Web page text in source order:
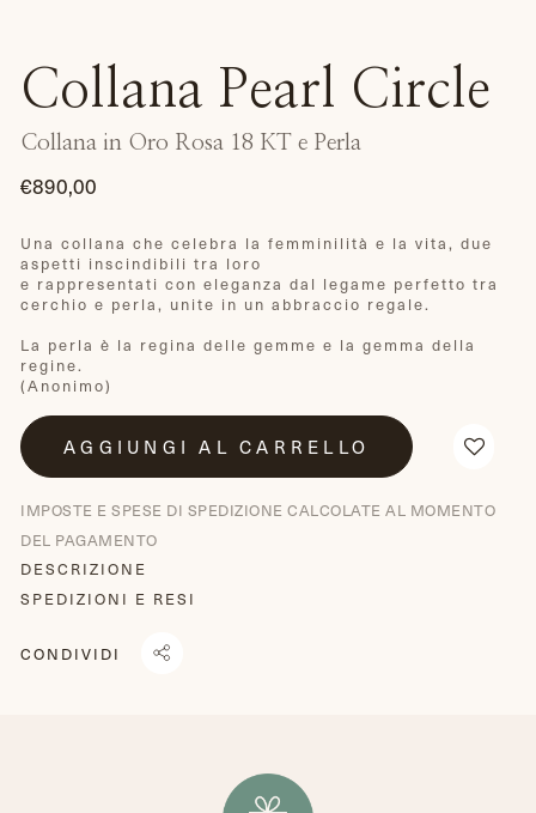
Collana Pearl Circle
Collana in Oro Rosa 18 KT e Perla
€890,00
di
listino
Una collana che celebra la femminilità e la vita, due
aspetti inscindibili tra loro
e rappresentati con eleganza dal legame perfetto tra
cerchio e perla, unite in un abbraccio regale.
La perla è la regina delle gemme e la gemma della
regine.
(Anonimo)
AGGIUNGI AL CARRELLO
IMPOSTE E SPESE DI SPEDIZIONE CALCOLATE AL MOMENTO
DEL PAGAMENTO
DESCRIZIONE
SPEDIZIONI E RESI
CONDIVIDI